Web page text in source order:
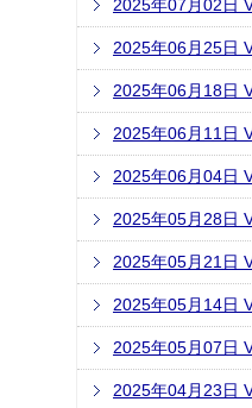
2025年07月02日
2025年06月25日
2025年06月18日
2025年06月11日
2025年06月04日
2025年05月28日
2025年05月21日
2025年05月14日
2025年05月07日
2025年04月23日